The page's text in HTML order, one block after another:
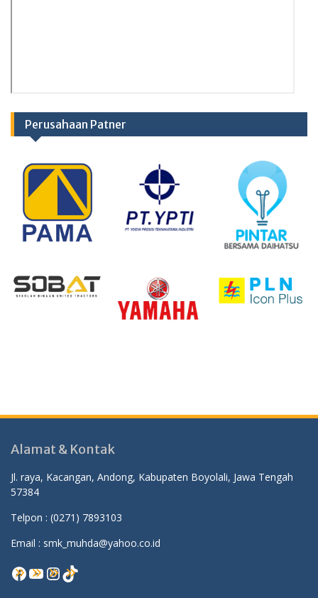
Perusahaan Patner
Alamat & Kontak
Jl. raya, Kacangan, Andong, Kabupaten Boyolali, Jawa Tengah
57384
Telpon : (0271) 7893103
Email : smk_muhda@yahoo.co.id
Facebook
YouTube
Instagram
TikTok